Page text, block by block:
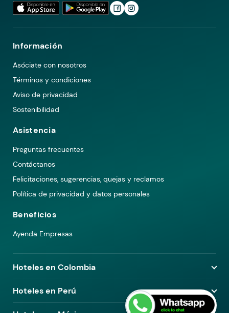
Información
Asóciate con nosotros
Términos y condiciones
Aviso de privacidad
Sostenibilidad
Asistencia
Preguntas frecuentes
Contáctanos
Felicitaciones, sugerencias, quejas y reclamos
Política de privacidad y datos personales
Beneficios
Ayenda Empresas
Hoteles en Colombia
Hoteles en Medellín
Hoteles en Bogotá
Hoteles en Perú
Hoteles en Lima